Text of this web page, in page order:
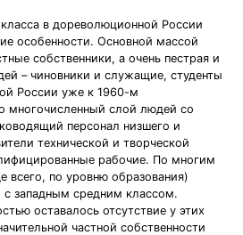
в дореволюционной России
особенности. Основной массой
собственники, а очень пестрая и
– чиновники и служащие, студенты
России уже к 1960-м
многочисленный слой людей со
персонал низшего и
технической и творческой
рабочие. По многим
всего, по уровню образования)
западным средним классом.
оставалось отсутствие у этих
частной собственности